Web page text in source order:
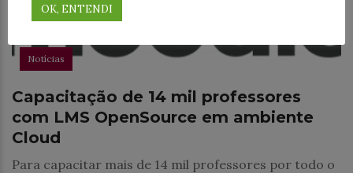
Notícias
Capacitação de 14 mil professores
com LMS OpenSource em ambiente
Cloud
Para capacitar mais de 14 mil professores por todo o
OK, ENTENDI